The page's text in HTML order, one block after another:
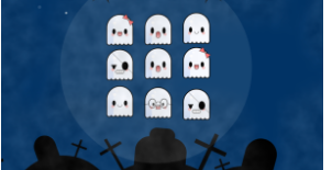
Ghostieloners